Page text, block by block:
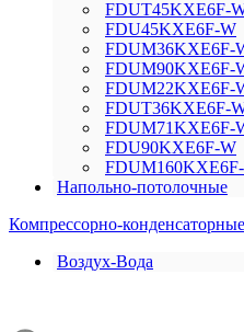
FDUT45KXE6F-
FDU45KXE6F-W
FDUM36KXE6F-
FDUM90KXE6F-
FDUM22KXE6F-
FDUT36KXE6F-
FDUM71KXE6F-
FDU90KXE6F-W
Напольно-потолочные
Компрессорно-
Воздух-Вода